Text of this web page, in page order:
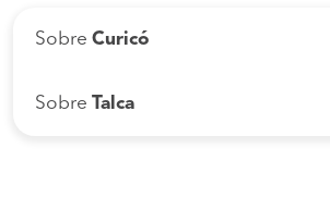
Sobre Curicó
Sobre Talca